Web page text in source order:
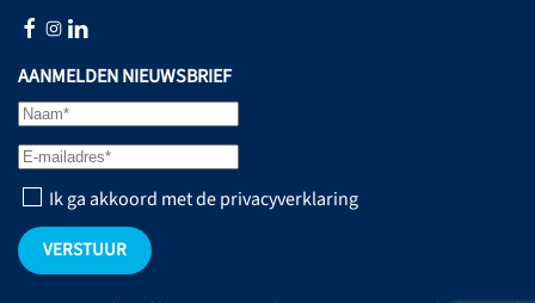
AANMELDEN NIEUWSBRIEF
Ik ga akkoord met de privacyverklaring
VERSTUUR